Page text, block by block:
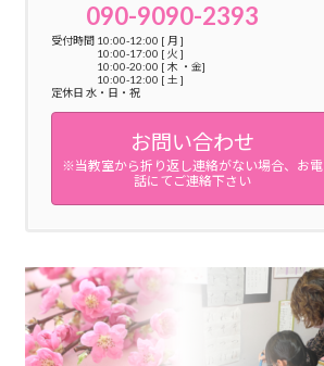
090-9090-2393
受付時間 10:00-12:00 [ 月 ]
10:00-17:00 [ 火 ]
10:00-20:00 [ 木 ・金]
10:00-12:00 [ 土 ]
定休日 水・日・祝
お問い合わせ
※当教室から折り返し連絡がない場合、お電
話にてご連絡下さい